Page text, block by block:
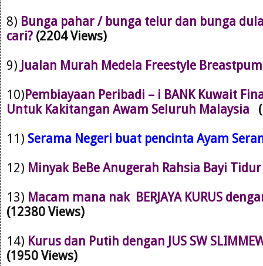
8) Bunga pahar / bunga telur dan bunga
cari? (2204 Views)
9) Jualan Murah Medela Freestyle
10)Pembiayaan Peribadi – i BANK Kuwait
Untuk Kakitangan Awam Seluruh Malaysia
11) Serama Negeri buat pencinta Ayam
12) Minyak BeBe Anugerah Rahsia Bayi
13) Macam mana nak BERJAYA KURUS
(12380 Views)
14) Kurus dan Putih dengan JUS SW
(1950 Views)